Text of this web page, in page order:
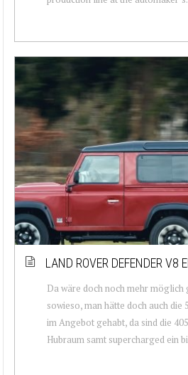
LAND ROVER DEFENDER V8
Da wäre doch noch mehr möglich
sowieso, man hätte doch auch die
im Angebot gehabt, da sind die
Hubraum samt supercharged ein